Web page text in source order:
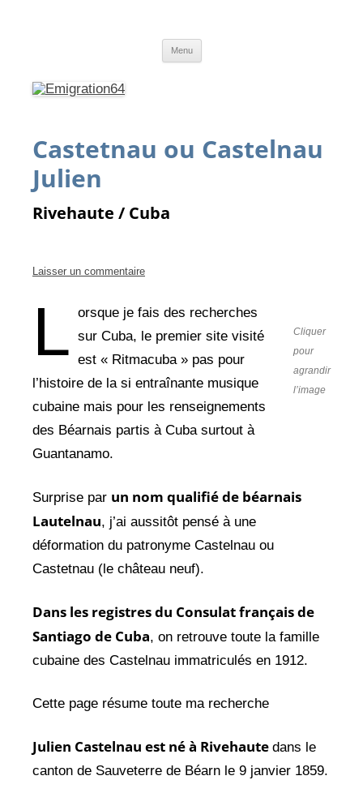
Menu
au
Castetnau ou Castelnau
Julien
Rivehaute / Cuba
Laisser un commentaire
Cliquer
pour
agrandir
l’image
L orsque je fais des recherches
sur Cuba, le premier site visité
est « Ritmacuba » pas pour
l’histoire de la si entraînante musique
cubaine mais pour les renseignements
des Béarnais partis à Cuba surtout à
Guantanamo.
Surprise par un nom qualifié de béarnais
Lautelnau, j’ai aussitôt pensé à une
déformation du patronyme Castelnau ou
Castetnau (le château neuf).
Dans les registres du Consulat français de
Santiago de Cuba, on retrouve toute la famille
cubaine des Castelnau immatriculés en 1912.
Cette page résume toute ma recherche
Julien Castelnau est né à Rivehaute dans le
canton de Sauveterre de Béarn le 9 janvier 1859.